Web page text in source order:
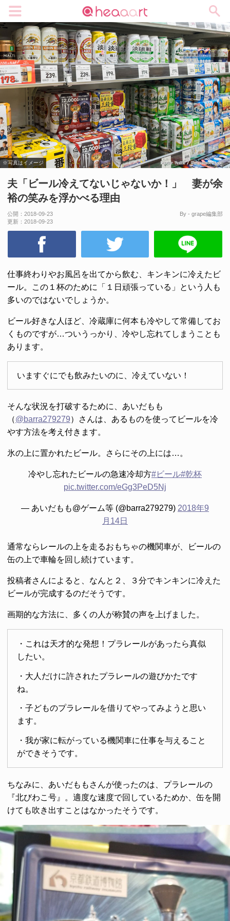
※写真はイメージ
夫「ビール冷えてないじゃないか！」 妻が余
裕の笑みを浮かべる理由
公開： 2018-09-23
更新： 2018-09-23
By - grape編集部
仕事終わりやお風呂を出てから飲む、キンキンに冷えたビ
ール。この１杯のために「１日頑張っている」という人も
多いのではないでしょうか。
ビール好きな人ほど、冷蔵庫に何本も冷やして常備してお
くものですが…ついうっかり、冷やし忘れてしまうことも
あります。
いますぐにでも飲みたいのに、冷えていない！
そんな状況を打破するために、あいだもも
（@barra279279）さんは、あるものを使ってビールを冷
やす方法を考え付きます。
氷の上に置かれたビール。さらにその上には…。
冷やし忘れたビールの急速冷却方#ビール#乾杯
pic.twitter.com/eGg3PeD5Nj
— あいだもも@ゲーム等 (@barra279279) 2018年9
月14日
通常ならレールの上を走るおもちゃの機関車が、ビールの
缶の上で車輪を回し続けています。
投稿者さんによると、なんと２、３分でキンキンに冷えた
ビールが完成するのだそうです。
画期的な方法に、多くの人が称賛の声を上げました。
・これは天才的な発想！プラレールがあったら真似
したい。
・大人だけに許されたプラレールの遊びかたです
ね。
・子どものプラレールを借りてやってみようと思い
ます。
・我が家に転がっている機関車に仕事を与えること
ができそうです。
ちなみに、あいだももさんが使ったのは、プラレールの
『北びわこ号』。適度な速度で回しているためか、缶を開
けても吹き出すことはなかったそうです。